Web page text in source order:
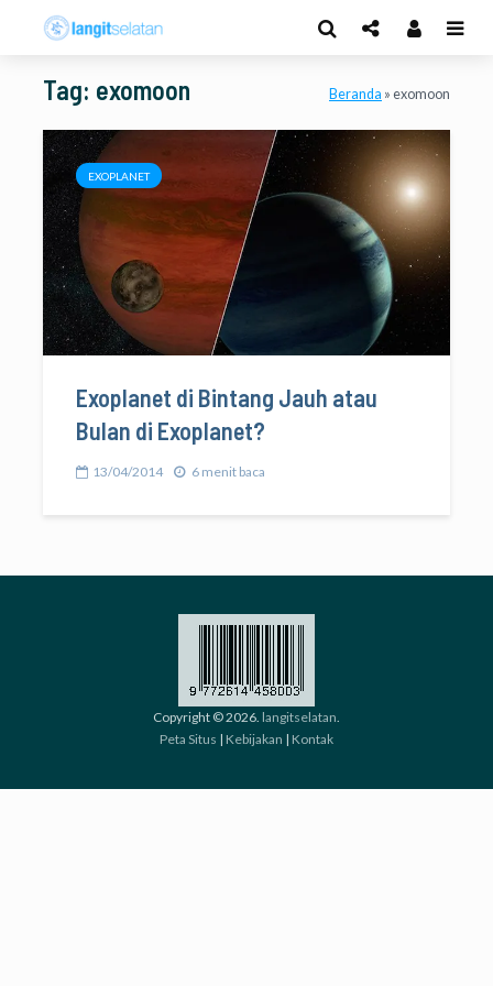
Tag: exomoon Beranda » exomoon
EXOPLANET
Exoplanet di Bintang Jauh atau
Bulan di Exoplanet?
13/04/2014 6 menit baca
Copyright © 2026. langitselatan.
Peta Situs | Kebijakan | Kontak